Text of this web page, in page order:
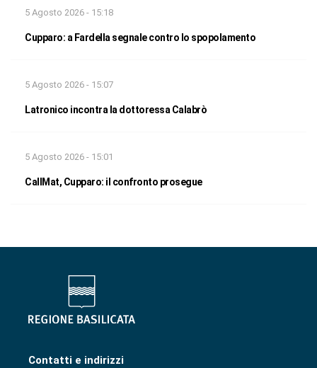
5 Agosto 2026 - 15:18
Cupparo: a Fardella segnale contro lo spopolamento
5 Agosto 2026 - 15:07
Latronico incontra la dottoressa Calabrò
5 Agosto 2026 - 15:01
CallMat, Cupparo: il confronto prosegue
Contatti e indirizzi